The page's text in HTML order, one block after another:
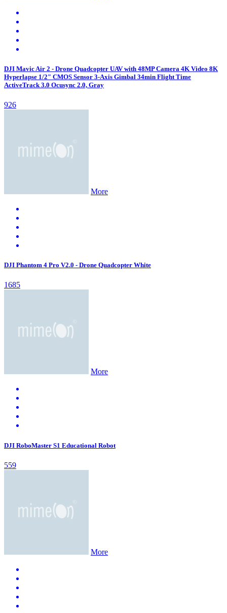
DJI Mavic Air 2 - Drone Quadcopter UAV with 48MP Camera 4K Video 8K
Hyperlapse 1/2" CMOS Sensor 3-Axis Gimbal 34min Flight Time
ActiveTrack 3.0 Ocusync 2.0, Gray
926
More
DJI Phantom 4 Pro V2.0 - Drone Quadcopter White
1685
More
DJI RoboMaster S1 Educational Robot
559
More